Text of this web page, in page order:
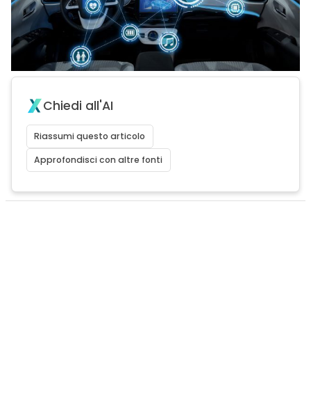
Chiedi all'AI
Riassumi questo articolo
Approfondisci con altre fonti